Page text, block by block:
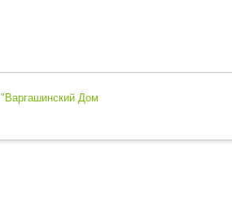
"Варгашинский Дом